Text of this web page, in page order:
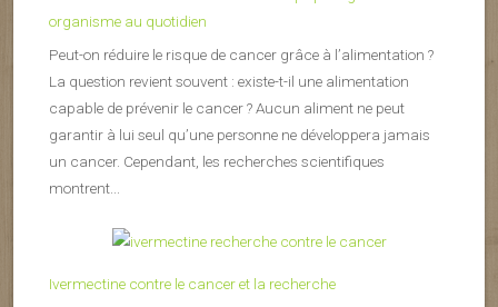
organisme au quotidien
Peut-on réduire le risque de cancer grâce à l’alimentation ?
La question revient souvent : existe-t-il une alimentation
capable de prévenir le cancer ? Aucun aliment ne peut
garantir à lui seul qu’une personne ne développera jamais
un cancer. Cependant, les recherches scientifiques
montrent...
Ivermectine contre le cancer et la recherche